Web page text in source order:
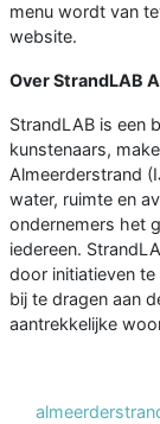
menu wordt van
website.
Over StrandLAB
StrandLAB is een
kunstenaars,
Almeerderstrand
water, ruimte en
ondernemers het
iedereen.
door initiatieven te
bij te dragen aan
aantrekkelijke